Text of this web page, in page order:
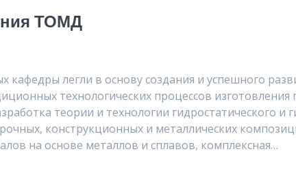
ТОМД
кафедры легли в основу создания и успешного
технологических процессов
теории и технологии гидростатического
конструкционных и металлических
на основе металлов и сплавов, комплексная…